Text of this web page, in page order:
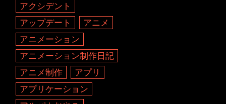
アクシデント
アップデート
アニメ
アニメーション
アニメーション制作日記
アニメ制作
アプリ
アプリケーション